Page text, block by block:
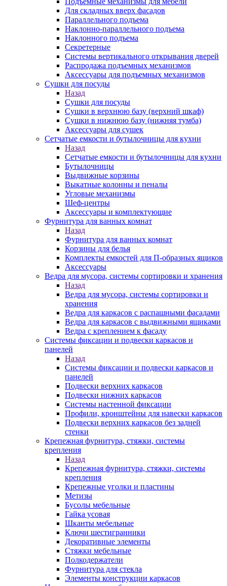
Для складных вверх фасадов
Параллельного подъема
Наклонно-параллельного подъема
Наклонного подъема
Секретерные
Системы вертикального открывания дверей
Распродажа подъемных механизмов
Аксессуары для подъемных механизмов
Сушки для посуды
Назад
Сушки для посуды
Сушки в верхнюю базу (верхний шкаф)
Сушки в нижнюю базу (нижняя тумба)
Аксессуары для сушек
Сетчатые емкости и бутылочницы для кухни
Назад
Сетчатые емкости и бутылочницы для кухни
Бутылочницы
Выдвижные корзины
Выкатные колонны и пеналы
Угловые механизмы
Шеф-центры
Аксессуары и комплектующие
Фурнитура для ванных комнат
Назад
Фурнитура для ванных комнат
Корзины для белья
Комплекты емкостей для П-образных ящиков
Аксессуары
Ведра для мусора, системы сортировки и хранения
Назад
Ведра для мусора, системы сортировки и
хранения
Ведра для каркасов с распашными фасадами
Ведра для каркасов с выдвижными ящиками
Ведра с креплением к фасаду
Системы фиксации и подвески каркасов и
панелей
Назад
Системы фиксации и подвески каркасов и
панелей
Подвески верхних каркасов
Подвески нижних каркасов
Системы настенной фиксации
Профили, кронштейны для навески каркасов
Подвески верхних каркасов без задней
стенки
Крепежная фурнитура, стяжки, системы
крепления
Назад
Крепежная фурнитура, стяжки, системы
крепления
Крепежные уголки и пластины
Метизы
Бусолы мебельные
Гайка усовая
Шканты мебельные
Ключи шестигранники
Декоративные элементы
Стяжки мебельные
Полкодержатели
Фурнитура для стекла
Элементы конструкции каркасов